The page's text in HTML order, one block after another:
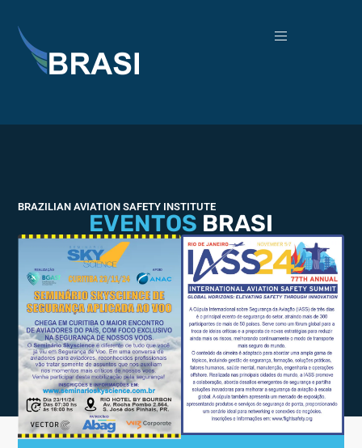
BRAZILIAN AVIATION SAFETY INSTITUTE
EVENTOS BRASI